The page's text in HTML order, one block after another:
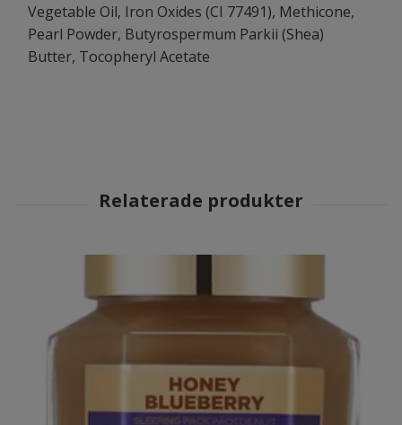
Vegetable Oil, Iron Oxides (CI 77491), Methicone,
Pearl Powder, Butyrospermum Parkii (Shea)
Butter, Tocopheryl Acetate